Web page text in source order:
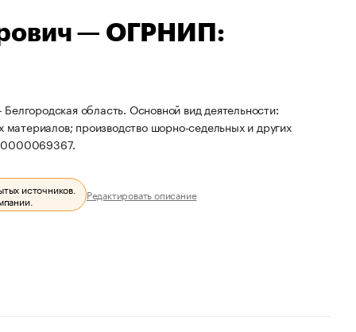
— ОГРНИП:
область. Основной вид деятельности:
производство шорно-седельных и других
источников.
Редактировать описание